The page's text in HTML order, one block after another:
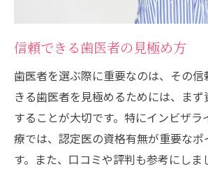
信頼できる歯医者の見極め方
歯医者を選ぶ際に重要なのは、その信
きる歯医者を見極めるためには、ま
することが大切です。特にインビザラ
療では、認定医の資格有無が重要なポ
す。また、口コミや評判も参考にしま